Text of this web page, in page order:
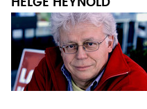
HELGE HEYNOLD